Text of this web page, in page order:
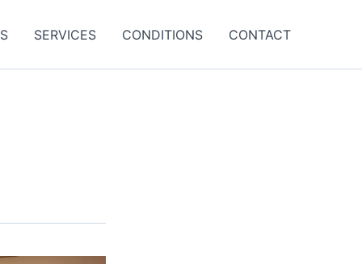
SERVICES CONDITIONS CONTACT